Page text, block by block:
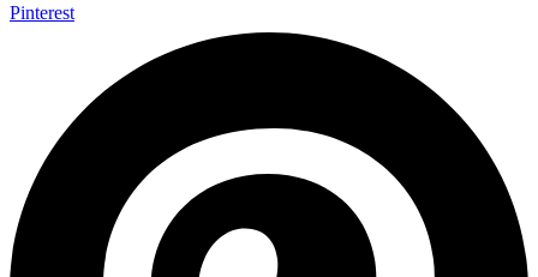
Pinterest